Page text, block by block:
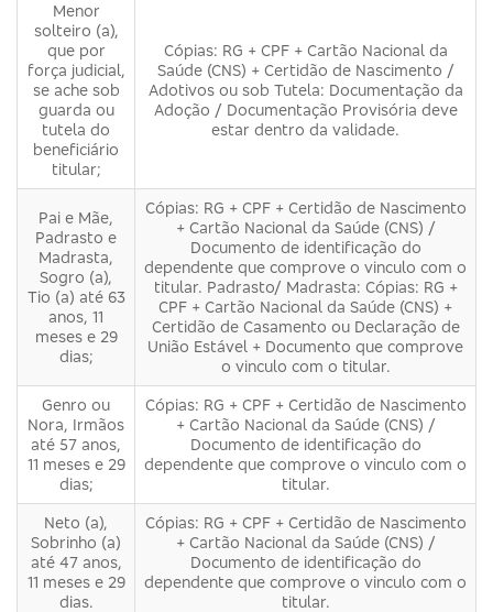
Menor
solteiro (a),
que por
força judicial,
se ache sob
guarda ou
tutela do
beneficiário
titular;
Cópias: RG + CPF + Cartão Nacional da
Saúde (CNS) + Certidão de Nascimento /
Adotivos ou sob Tutela: Documentação da
Adoção / Documentação Provisória deve
estar dentro da validade.
Pai e Mãe,
Padrasto e
Madrasta,
Sogro (a),
Tio (a) até 63
anos, 11
meses e 29
dias;
Cópias: RG + CPF + Certidão de Nascimento
+ Cartão Nacional da Saúde (CNS) /
Documento de identificação do
dependente que comprove o vinculo com o
titular. Padrasto/ Madrasta: Cópias: RG +
CPF + Cartão Nacional da Saúde (CNS) +
Certidão de Casamento ou Declaração de
União Estável + Documento que comprove
o vinculo com o titular.
Genro ou
Nora, Irmãos
até 57 anos,
11 meses e 29
dias;
Cópias: RG + CPF + Certidão de Nascimento
+ Cartão Nacional da Saúde (CNS) /
Documento de identificação do
dependente que comprove o vinculo com o
titular.
Neto (a),
Sobrinho (a)
até 47 anos,
11 meses e 29
dias.
Cópias: RG + CPF + Certidão de Nascimento
+ Cartão Nacional da Saúde (CNS) /
Documento de identificação do
dependente que comprove o vinculo com o
titular.